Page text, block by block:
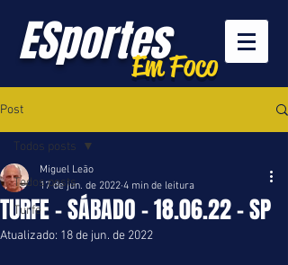
ESportesEm Foco
Post
Todos posts
Turfe
Todos posts
TURFE - SÁBADO - 18.06.22 - SP
Miguel Leão
17 de jun. de 2022 4 min de leitura
Atualizado: 18 de jun. de 2022